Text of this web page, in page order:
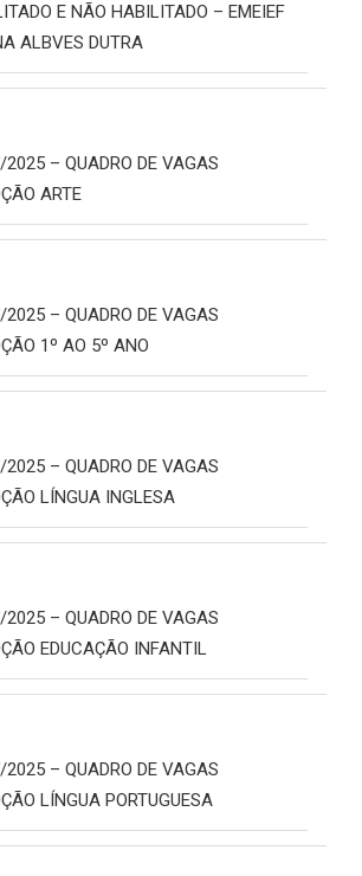
E NÃO HABILITADO – EMEIEF
ALBVES DUTRA
– QUADRO DE VAGAS
ARTE
– QUADRO DE VAGAS
1º AO 5º ANO
– QUADRO DE VAGAS
LÍNGUA INGLESA
– QUADRO DE VAGAS
EDUCAÇÃO INFANTIL
– QUADRO DE VAGAS
LÍNGUA PORTUGUESA